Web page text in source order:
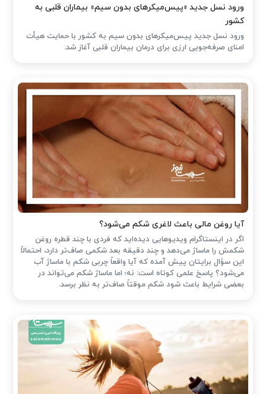
ورود نسل جدید «پیس‌میکرهای بدون سیم» بیماران قلبی به
کشور
ورود نسل جدید پیس‌میکرهای بدون سیم به کشور با حمایت هیأت
امنای صرفه‌جویی ارزی برای درمان بیماران قلبی آغاز شد.
آیا روغن مالی باعث لاغری شکم می‌شود؟
اگر در اینستاگرام ویدیوهایی دیده‌اید که فردی با چند قطره روغن
شکمش را ماساژ می‌دهد و چند دقیقه بعد شکمی صاف‌تر دارد، احتمالاً
این سؤال برایتان پیش آمده که آیا واقعاً چربی شکم با ماساژ آب
می‌شود؟ پاسخ علمی کوتاه است: نه؛ اما ماساژ شکم می‌تواند در
بعضی شرایط باعث شود شکم موقتاً صاف‌تر به نظر برسد.